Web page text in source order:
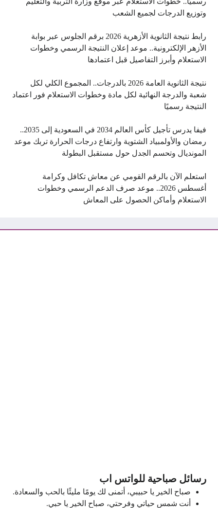
وتوزيع الدرجات لجميع الشعب
رابط نتيجة الثانوية الأزهرية 2026 برقم الجلوس عبر بوابة
الأزهر الإلكترونية.. موعد إعلان النتيجة الرسمي وخطوات
الاستعلام وأبرز التفاصيل قبل اعتمادها
نتيجة الثانوية العامة 2026 بالدرجات.. المجموع الكلي لكل
شعبة والدرجة النهائية لكل مادة وخطوات الاستعلام فور اعتماد
النتيجة رسميًا
فيفا يدرس تأجيل كأس العالم 2034 في السعودية إلى 2035..
رمضان والأولمبياد الشتوية وارتفاع درجات الحرارة تربك موعد
المونديال وتحسم الجدل حول مستقبل البطولة
استعلم الآن بالرقم القومي عن معاش تكافل وكرامة
أغسطس 2026.. موعد صرف الدعم الرسمي وخطوات
الاستعلام وأماكن الحصول على المعاش
رسائل صباحية للواتس اب
صباح الخير يا حبيبي، أتمنى لك يومًا مليئًا بالحب والسعادة.
أنت شمس حياتي وفرحتي، صباح الخير يا حبي.